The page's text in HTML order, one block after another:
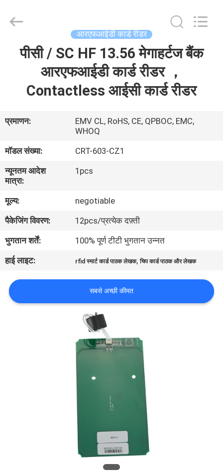
उत्पादों
हमारे
में
कारखाना
भ्रमण
गुणवत्ता
नियंत्रण
संपर्क
करें
Reader
Online
Reserved.
आरएफआईडी कार्ड रीडर
पीसी / SC HF 13.56 मेगाहर्टज बैंक
आरएफआईडी कार्ड रीडर ，
Contactless आईसी कार्ड रीडर
प्रमाणन:
EMV CL, RoHS, CE, QPBOC, EMC,
WHOQ
मॉडल संख्या:
CRT-603-CZ1
न्यूनतम आदेश
मात्रा:
1pcs
मूल्य:
negotiable
पैकेजिंग विवरण:
12pcs/प्रत्येक दफ़्ती
भुगतान शर्तें:
100% पूर्ण टीटी भुगतान उन्नत
हाई लाइट:
rfid स्मार्ट कार्ड पाठक लेखक,चिप कार्ड पाठक और लेखक
सबसे अच्छी कीमत